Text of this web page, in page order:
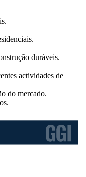
duráveis.
actividades de
do mercado.